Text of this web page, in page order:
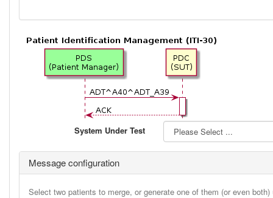
System Under Test
Message configuration
Select two patients to merge, or generate one of them (or even